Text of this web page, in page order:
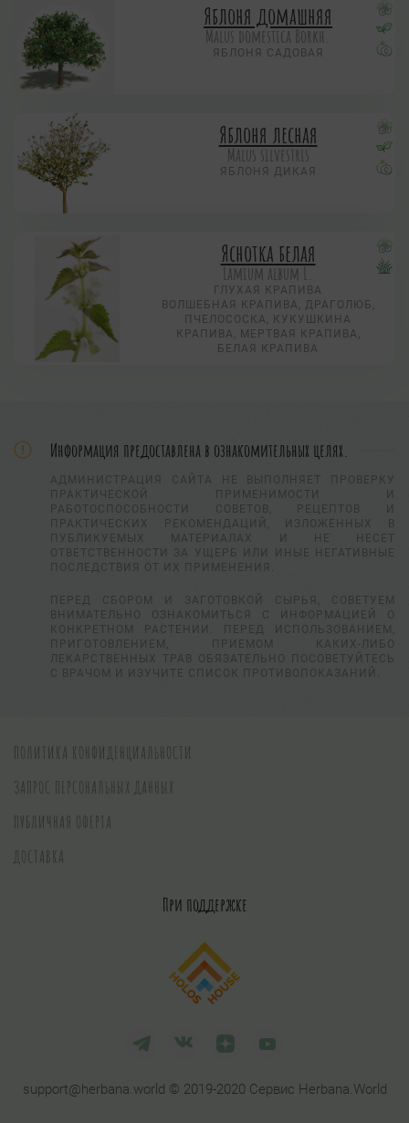
Яблоня домашняя
Malus domestica Borkh.
ЯБЛОНЯ САДОВАЯ
Яблоня лесная
Malus silvestris
ЯБЛОНЯ ДИКАЯ
Яснотка белая
Lamium album L.
ГЛУХАЯ КРАПИВА
ВОЛШЕБНАЯ КРАПИВА, ДРАГОЛЮБ,
ПЧЕЛОСОСКА, КУКУШКИНА
КРАПИВА, МЕРТВАЯ КРАПИВА,
БЕЛАЯ КРАПИВА
Информация предоставлена в ознакомительных целях.
АДМИНИСТРАЦИЯ САЙТА НЕ ВЫПОЛНЯЕТ ПРОВЕРКУ
ПРАКТИЧЕСКОЙ ПРИМЕНИМОСТИ И
РАБОТОСПОСОБНОСТИ СОВЕТОВ, РЕЦЕПТОВ И
ПРАКТИЧЕСКИХ РЕКОМЕНДАЦИЙ, ИЗЛОЖЕННЫХ В
ПУБЛИКУЕМЫХ МАТЕРИАЛАХ И НЕ НЕСЕТ
ОТВЕТСТВЕННОСТИ ЗА УЩЕРБ ИЛИ ИНЫЕ НЕГАТИВНЫЕ
ПОСЛЕДСТВИЯ ОТ ИХ ПРИМЕНЕНИЯ.
ПЕРЕД СБОРОМ И ЗАГОТОВКОЙ СЫРЬЯ, СОВЕТУЕМ
ВНИМАТЕЛЬНО ОЗНАКОМИТЬСЯ С ИНФОРМАЦИЕЙ О
КОНКРЕТНОМ РАСТЕНИИ. ПЕРЕД ИСПОЛЬЗОВАНИЕМ,
ПРИГОТОВЛЕНИЕМ, ПРИЕМОМ КАКИХ-ЛИБО
ЛЕКАРСТВЕННЫХ ТРАВ ОБЯЗАТЕЛЬНО ПОСОВЕТУЙТЕСЬ
С ВРАЧОМ И ИЗУЧИТЕ СПИСОК ПРОТИВОПОКАЗАНИЙ.
ПОЛИТИКА КОНФИДЕНЦИАЛЬНОСТИ
ЗАПРОС ПЕРСОНАЛЬНЫХ ДАННЫХ
ПУБЛИЧНАЯ ОФЕРТА
ДОСТАВКА
При поддержке
support@herbana.world © 2019-2020 Сервис Herbana.World